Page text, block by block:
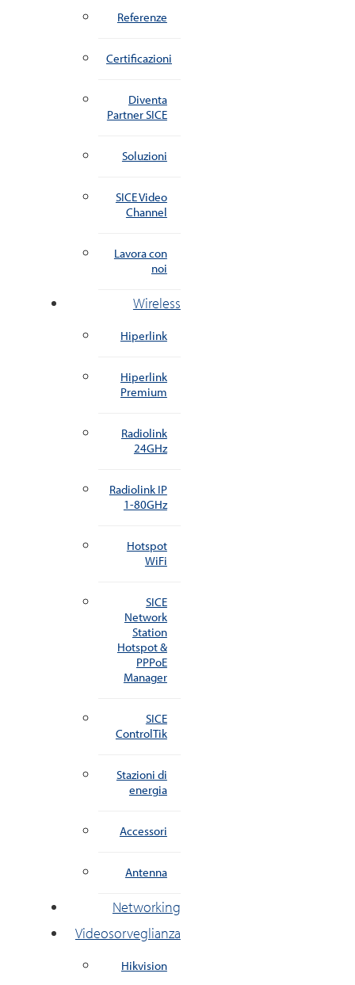
Referenze
Certificazioni
Diventa
Partner SICE
Soluzioni
SICE Video
Channel
Lavora con
noi
Wireless
Hiperlink
Hiperlink
Premium
Radiolink
24GHz
Radiolink IP
1-80GHz
Hotspot
WiFi
SICE
Network
Station
Hotspot &
PPPoE
Manager
SICE
ControlTik
Stazioni di
energia
Accessori
Antenna
Networking
Videosorveglianza
Hikvision